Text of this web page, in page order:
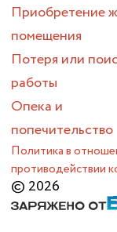
Приобретение
помещения
Потеря или
работы
Опека и
попечительство
Политика в
противодействии
© 2026